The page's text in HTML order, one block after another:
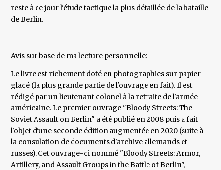
reste à ce jour l'étude tactique la plus détaillée de la bataille
de Berlin.
Avis sur base de ma lecture personnelle:
Le livre est richement doté en photographies sur papier
glacé (la plus grande partie de l'ouvrage en fait). Il est
rédigé par un lieutenant colonel à la retraite de l'armée
américaine. Le premier ouvrage "Bloody Streets: The
Soviet Assault on Berlin" a été publié en 2008 puis a fait
l'objet d'une seconde édition augmentée en 2020 (suite à
la consulation de documents d'archive allemands et
russes). Cet ouvrage-ci nommé "Bloody Streets: Armor,
Artillery, and Assault Groups in the Battle of Berlin",